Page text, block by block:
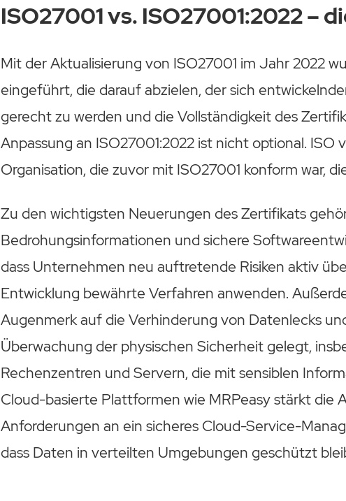
ISO27001 vs. ISO27001:2022 –
Mit der Aktualisierung von ISO27001 im Jahr 2022
eingeführt, die darauf abzielen, der sich
gerecht zu werden und die Vollständigkeit des
Anpassung an ISO27001:2022 ist nicht optional. ISO
Organisation, die zuvor mit ISO27001 konform war,
Zu den wichtigsten Neuerungen des Zertifikats
Bedrohungsinformationen und sichere
dass Unternehmen neu auftretende Risiken aktiv
Entwicklung bewährte Verfahren anwenden.
Augenmerk auf die Verhinderung von Datenlecks
Überwachung der physischen Sicherheit gelegt,
Rechenzentren und Servern, die mit sensiblen
Cloud-basierte Plattformen wie MRPeasy stärkt die
Anforderungen an ein sicheres Cloud-Service-
dass Daten in verteilten Umgebungen geschützt